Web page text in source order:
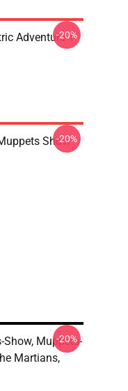
Adventure T-
-20%
Show
-20%
Muppets-
Martians,
-20%